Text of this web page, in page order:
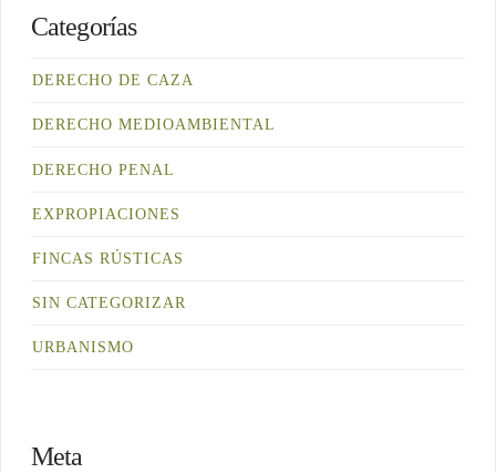
Categorías
DERECHO DE CAZA
DERECHO MEDIOAMBIENTAL
DERECHO PENAL
EXPROPIACIONES
FINCAS RÚSTICAS
SIN CATEGORIZAR
URBANISMO
Meta